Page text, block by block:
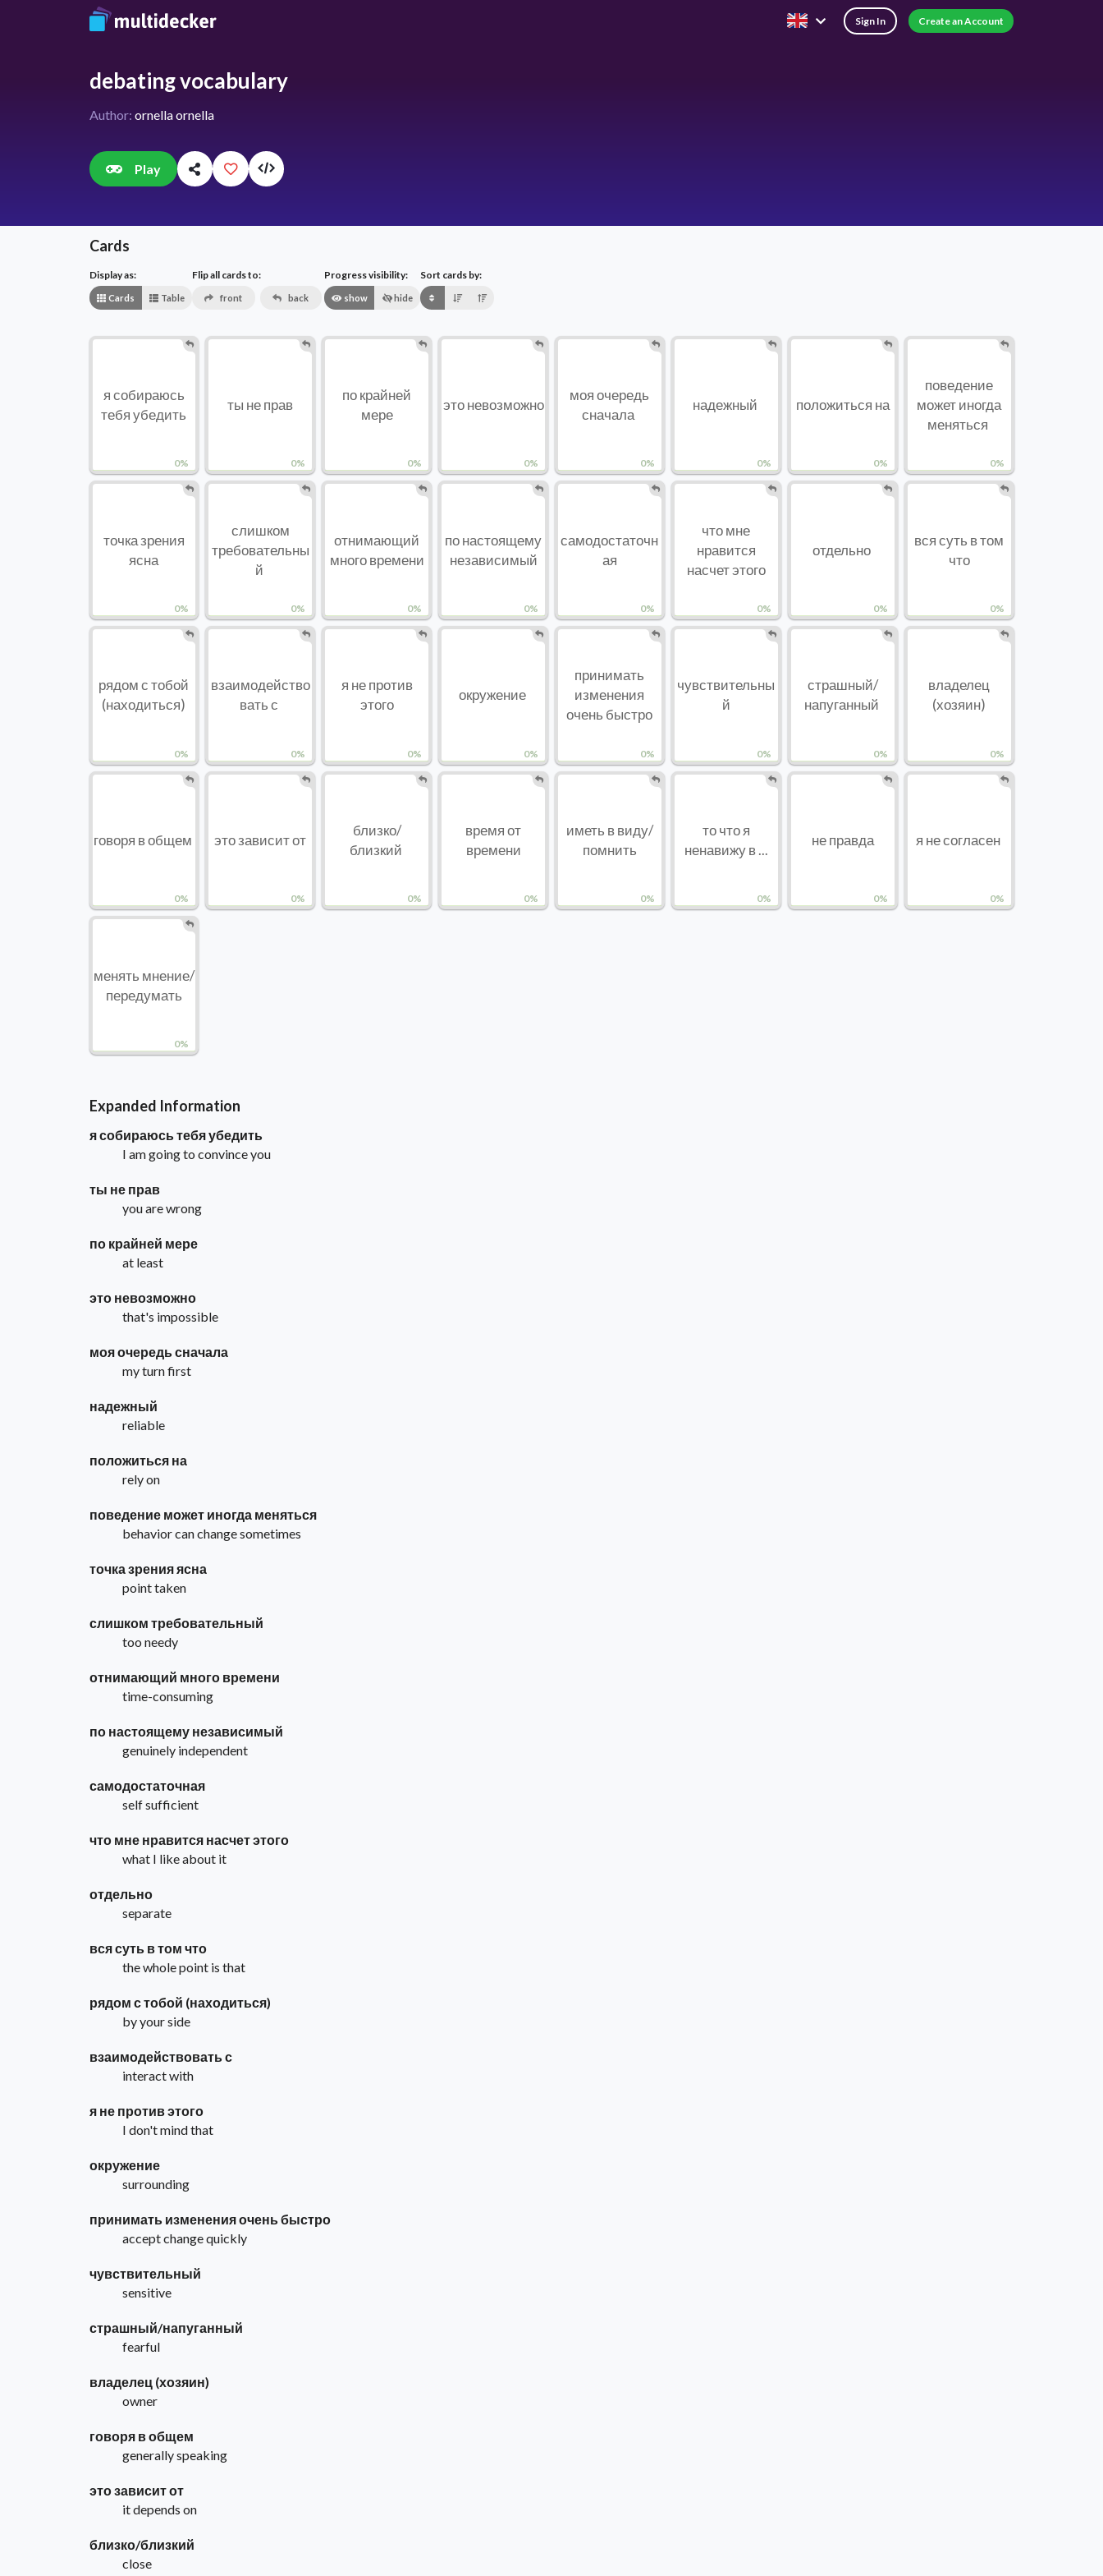
Sign In Create an Account
debating vocabulary
Author: ornella ornella
Play
Cards
Display as:
Cards Table
Flip all cards to:
front back
Progress visibility:
show hide
Sort cards by:
0%
я собираюсь
тебя убедить
0%
ты не прав
0%
по крайней
мере
0%
это невозможно
0%
моя очередь
сначала
0%
надежный
0%
положиться на
0%
поведение
может иногда
меняться
0%
точка зрения
ясна
0%
слишком
требовательны
й
0%
отнимающий
много времени
0%
по настоящему
независимый
0%
самодостаточн
ая
0%
что мне
нравится
насчет этого
0%
отдельно
0%
вся суть в том
что
0%
рядом с тобой
(находиться)
0%
взаимодейство
вать с
0%
я не против
этого
0%
окружение
0%
принимать
изменения
очень быстро
0%
чувствительны
й
0%
страшный/
напуганный
0%
владелец
(хозяин)
0%
говоря в общем
0%
это зависит от
0%
близко/
близкий
0%
время от
времени
0%
иметь в виду/
помнить
0%
то что я
ненавижу в ...
0%
не правда
0%
я не согласен
0%
менять мнение/
передумать
Expanded Information
я собираюсь тебя убедить
I am going to convince you
ты не прав
you are wrong
по крайней мере
at least
это невозможно
that's impossible
моя очередь сначала
my turn first
надежный
reliable
положиться на
rely on
поведение может иногда меняться
behavior can change sometimes
точка зрения ясна
point taken
слишком требовательный
too needy
отнимающий много времени
time-consuming
по настоящему независимый
genuinely independent
самодостаточная
self sufficient
что мне нравится насчет этого
what I like about it
отдельно
separate
вся суть в том что
the whole point is that
рядом с тобой (находиться)
by your side
взаимодействовать с
interact with
я не против этого
I don't mind that
окружение
surrounding
принимать изменения очень быстро
accept change quickly
чувствительный
sensitive
страшный/напуганный
fearful
владелец (хозяин)
owner
говоря в общем
generally speaking
это зависит от
it depends on
близко/близкий
close